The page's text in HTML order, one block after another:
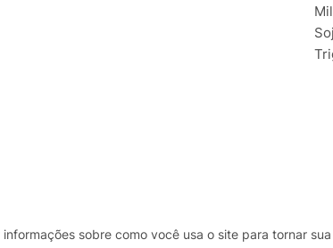
sobre como você usa o site para tornar